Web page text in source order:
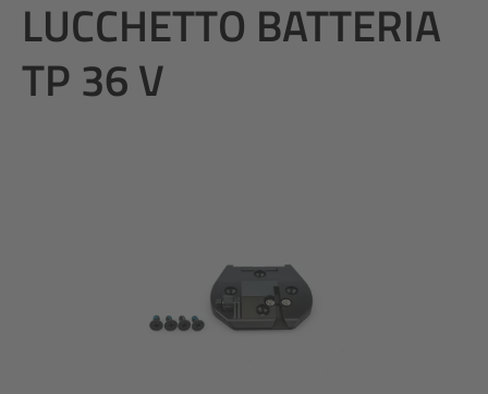
LUCCHETTO BATTERIA
TP 36 V